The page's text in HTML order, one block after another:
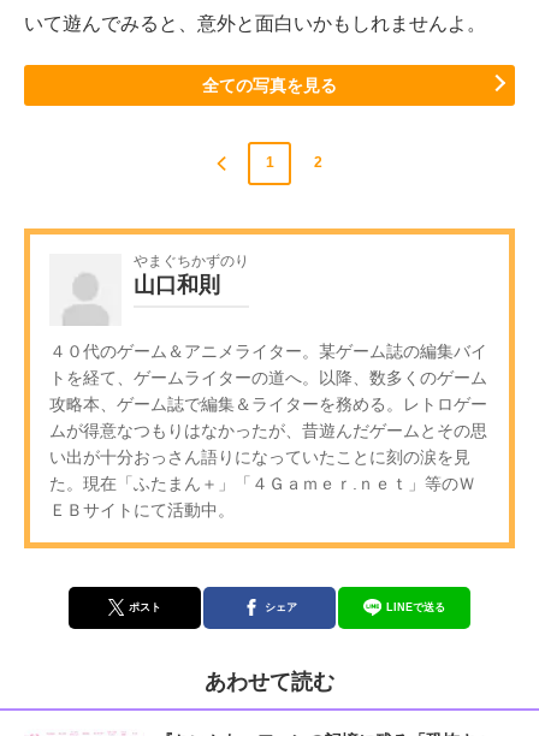
いて遊んでみると、意外と面白いかもしれませんよ。
全ての写真を見る
1 2
やまぐちかずのり
山口和則
４０代のゲーム＆アニメライター。某ゲーム誌の編集バイ
トを経て、ゲームライターの道へ。以降、数多くのゲーム
攻略本、ゲーム誌で編集＆ライターを務める。レトロゲー
ムが得意なつもりはなかったが、昔遊んだゲームとその思
い出が十分おっさん語りになっていたことに刻の涙を見
た。現在「ふたまん＋」「４Ｇａｍｅｒ.ｎｅｔ」等のＷ
ＥＢサイトにて活動中。
ポスト シェア LINEで送る
あわせて読む